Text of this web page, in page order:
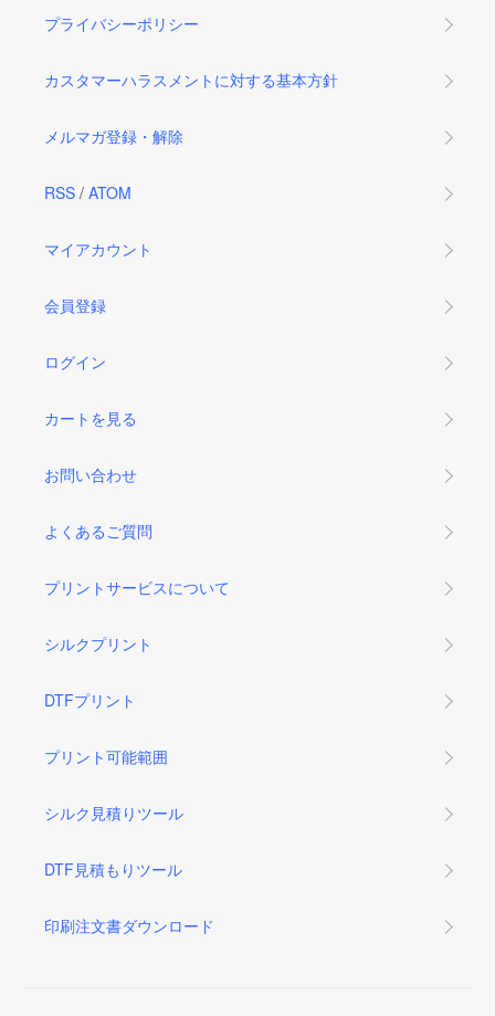
プライバシーポリシー
カスタマーハラスメントに対する基本方針
メルマガ登録・解除
RSS / ATOM
マイアカウント
会員登録
ログイン
カートを見る
お問い合わせ
よくあるご質問
プリントサービスについて
シルクプリント
DTFプリント
プリント可能範囲
シルク見積りツール
DTF見積もりツール
印刷注文書ダウンロード